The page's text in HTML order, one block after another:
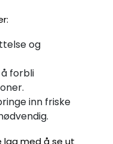
og
forbli
inn friske
lag med å se ut